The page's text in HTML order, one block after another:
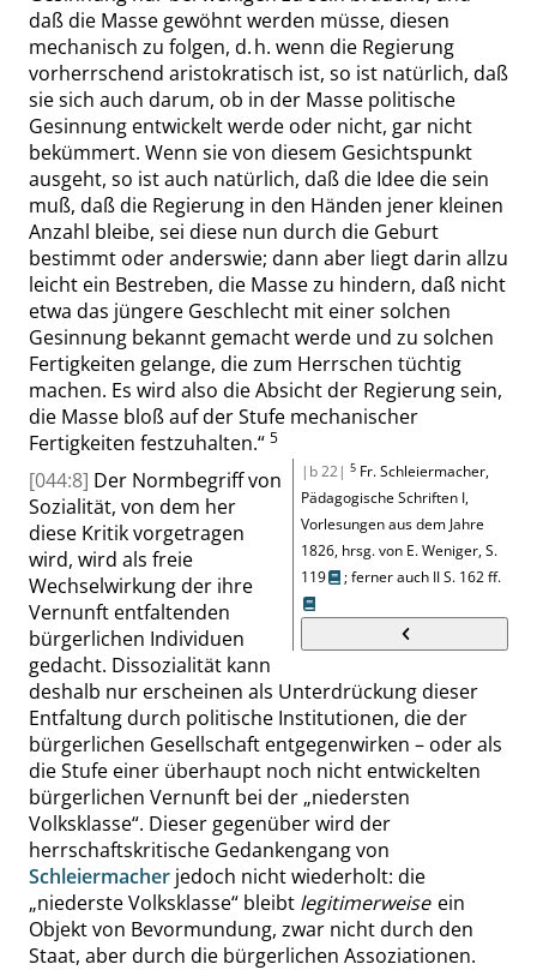
daß die Masse gewöhnt werden müsse, diesen
mechanisch zu folgen, d. h. wenn die Regierung
vorherrschend aristokratisch ist, so ist natürlich, daß
sie sich auch darum, ob in der Masse politische
Gesinnung entwickeltwerde oder nicht, gar nicht
bekümmert. Wenn sie von diesem Gesichtspunkt
ausgeht, so ist auch natürlich, daß die Idee die sein
muß, daß die Regierung in den Händen jener kleinen
Anzahl bleibe, sei diese nun durch die Geburt
bestimmt oder anderswie; dann aber liegtdarin allzu
leicht ein Bestreben, die Masse zu hindern, daß nicht
etwa das jüngere Geschlecht mit einer solchen
Gesinnung bekannt gemacht werde und zu solchen
Fertigkeiten gelange, die zum Herrschen tüchtig
machen. Es wird also die Absicht der Regierung sein,
die Masse bloß auf der Stufe mechanischer
Fertigkeiten festzuhalten.“ 5
|b 22| 5 Fr. Schleiermacher,
Pädagogische Schriften I,
Vorlesungen aus dem Jahre
1826, hrsg. von E. Weniger,S.
119
;ferner auch IIS. 162 ff.
[044:8] Der Normbegriff von
Sozialität, von dem her
diese Kritik vorgetragen
wird, wird als freie
Wechselwirkung der ihre
Vernunft entfaltenden
bürgerlichen Individuen
gedacht. Dissozialität kann
deshalb nur erscheinen als Unterdrückung dieser
Entfaltung durch politische Institutionen, die der
bürgerlichen Gesellschaft entgegenwirken – oder als
die Stufe einer überhaupt noch nicht entwickelten
bürgerlichen Vernunft bei der „niedersten
Volksklasse“. Dieser gegenüber wird der
herrschaftskritische Gedankengang von
Schleiermacher jedoch nicht wiederholt: die
„niederste Volksklasse“ bleibt legitimerweise ein
Objekt von Bevormundung, zwar nicht durch den
Staat, aber durch die bürgerlichen Assoziationen.